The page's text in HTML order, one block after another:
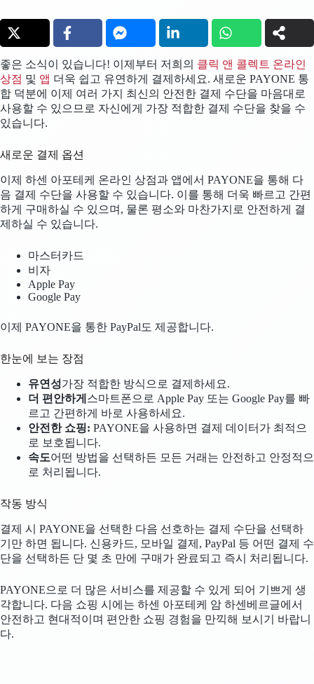
좋은 소식이 있습니다! 이제부터 저희의 클릭 앤 콜렉트 온라인
상점 및 앱 더욱 쉽고 유연하게 결제하세요. 새로운 PAYONE 통
합 덕분에 이제 여러 가지 최신의 안전한 결제 수단을 마음대로
사용할 수 있으므로 자신에게 가장 적합한 결제 수단을 찾을 수
있습니다.
새로운 결제 옵션
이제 하센 아포테케 온라인 상점과 앱에서 PAYONE을 통해 다
음 결제 수단을 사용할 수 있습니다. 이를 통해 더욱 빠르고 간편
하게 구매하실 수 있으며, 물론 평소와 마찬가지로 안전하게 결
제하실 수 있습니다.
마스터카드
비자
Apple Pay
Google Pay
이제 PAYONE을 통한 PayPal도 제공합니다.
한눈에 보는 장점
유연성가장 적합한 방식으로 결제하세요.
더 편안하게 스마트폰으로 Apple Pay 또는 Google Pay를 빠
르고 간편하게 바로 사용하세요.
안전한 쇼핑: PAYONE을 사용하면 결제 데이터가 최적으
로 보호됩니다.
속도어떤 방법을 선택하든 모든 거래는 안전하고 안정적으
로 처리됩니다.
작동 방식
결제 시 PAYONE을 선택한 다음 선호하는 결제 수단을 선택하
기만 하면 됩니다. 신용카드, 모바일 결제, PayPal 등 어떤 결제 수
단을 선택하든 단 몇 초 만에 구매가 완료되고 즉시 처리됩니다.
PAYONE으로 더 많은 서비스를 제공할 수 있게 되어 기쁘게 생
각합니다. 다음 쇼핑 시에는 하센 아포테케 암 하센베르글에서
안전하고 현대적이며 편안한 쇼핑 경험을 만끽해 보시기 바랍니
다.